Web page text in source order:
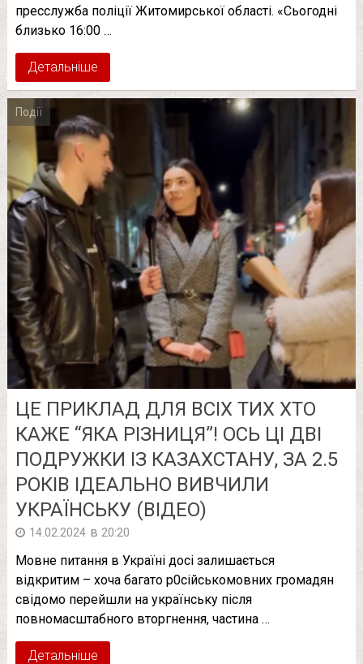
пресслужба поліції Житомирської області. «Сьогодні
близько 16:00 …
Детальніше
Події
ЦЕ ПРИКЛАД ДЛЯ ВСІХ ТИХ ХТО
КАЖЕ “ЯКА РІЗНИЦЯ”! ОСЬ ЦІ ДВІ
ПОДРУЖКИ ІЗ КАЗАХСТАНУ, ЗА 2.5
РОКІВ ІДЕАЛЬНО ВИВЧИЛИ
УКРАЇНСЬКУ (ВІДЕО)
14.02.2024 в 20:20
Мовне питання в Україні досі залишається
відкритим – хоча багато р0сійськомовних громадян
свідомо перейшли на українську після
повномасштабного вторгнення, частина …
Детальніше